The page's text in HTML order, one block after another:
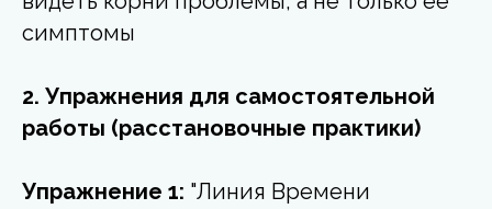
симптомы
2. Упражнения для самостоятельной
работы (расстановочные практики)
Упражнение 1: "Линия Времени